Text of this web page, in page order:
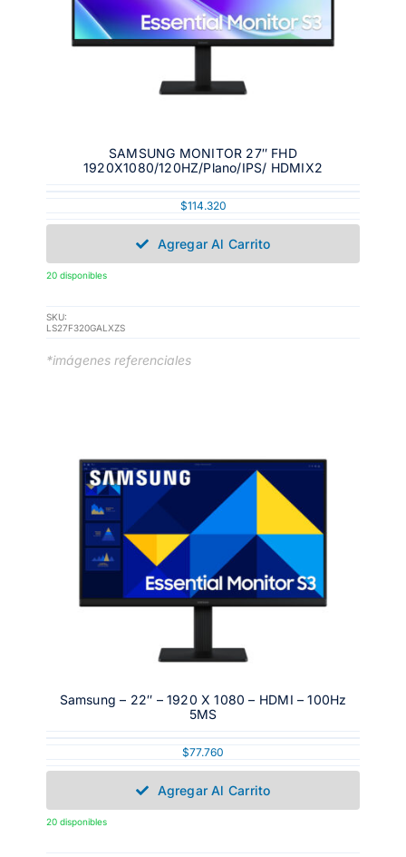
SAMSUNG MONITOR 27″ FHD
1920X1080/120HZ/Plano/IPS/ HDMIX2
$114.320
Agregar Al Carrito
20 disponibles
SKU:
LS27F320GALXZS
*imágenes referenciales
Samsung – 22″ – 1920 X 1080 – HDMI – 100Hz
5MS
$77.760
Agregar Al Carrito
20 disponibles